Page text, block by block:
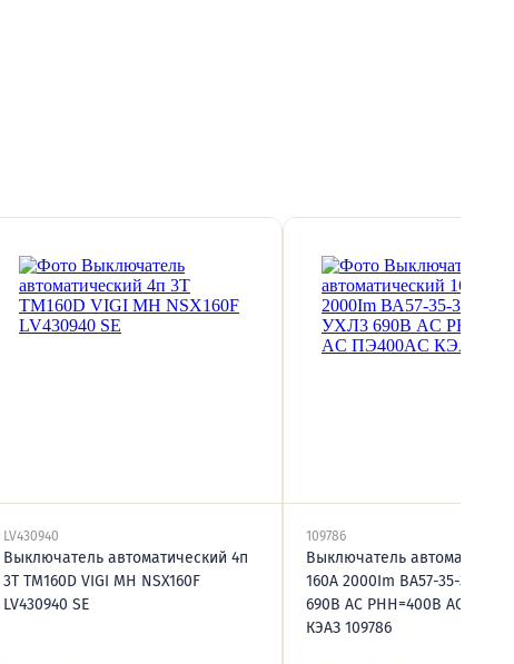
LV430940
Выключатель автоматический 4п
3T TM160D VIGI MH NSX160F
LV430940 SE
109786
Выключатель
160А 2000Im ВА57-35-345430
690В AC РНН=400В AC
КЭАЗ 109786